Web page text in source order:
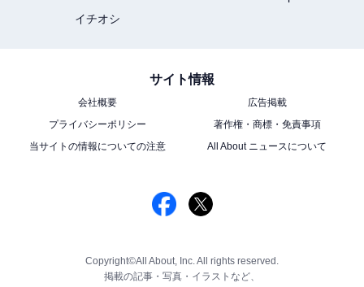
イチオシ
サイト情報
会社概要
広告掲載
プライバシーポリシー
著作権・商標・免責事項
当サイトの情報についての注意
All About ニュースについて
Copyright©All About, Inc. All rights reserved.
掲載の記事・写真・イラストなど、